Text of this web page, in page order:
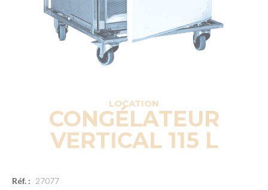
LOCATION
CONGÉLATEUR
VERTICAL 115 L
Réf. : 27077